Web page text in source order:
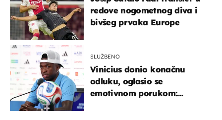
redove nogometnog diva i
bivšeg prvaka Europe
SLUŽBENO
Vinicius donio konačnu
odluku, oglasio se
emotivnom porukom: